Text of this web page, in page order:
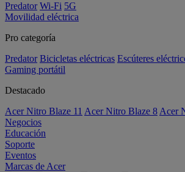
Predator Wi-Fi 5G
Movilidad eléctrica
Pro categoría
Predator Bicicletas eléctricas Escúteres
Gaming portátil
Destacado
Acer Nitro Blaze 11 Acer Nitro Blaze 8 Acer
Negocios
Educación
Soporte
Eventos
Marcas de Acer